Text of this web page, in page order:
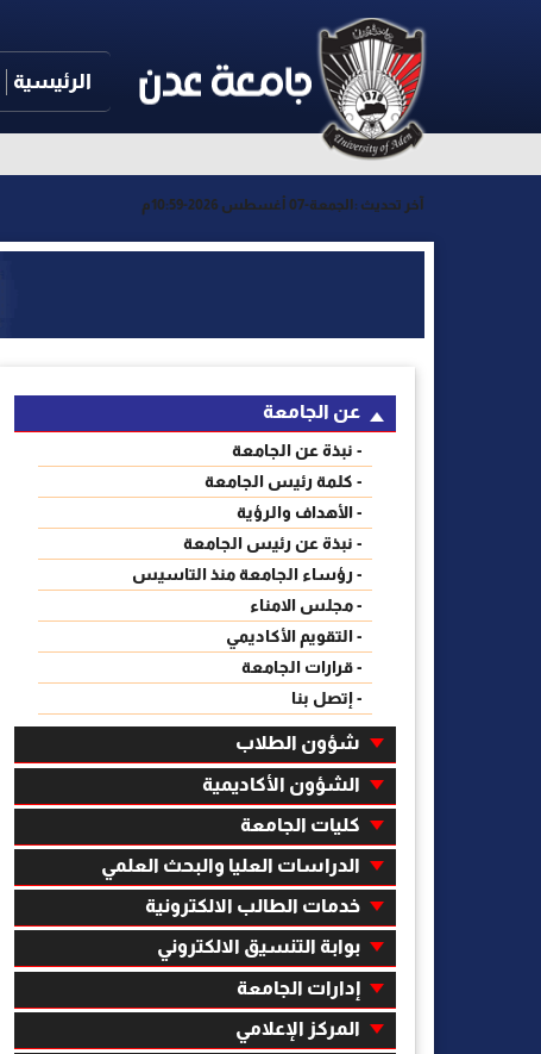
الرئيسية
آخر تحديث : الجمعة-07 أغسطس 2026-10:59م
عن الجامعة
- نبذة عن الجامعة
- كلمة رئيس الجامعة
- الأهداف والرؤية
- نبذة عن رئيس الجامعة
- رؤساء الجامعة منذ التاسيس
- مجلس الامناء
- التقويم الأكاديمي
- قرارات الجامعة
- إتصل بنا
شؤون الطلاب
الشؤون الأكاديمية
كليات الجامعة
الدراسات العليا والبحث العلمي
خدمات الطالب الالكترونية
بوابة التنسيق الالكتروني
إدارات الجامعة
المركز الإعلامي